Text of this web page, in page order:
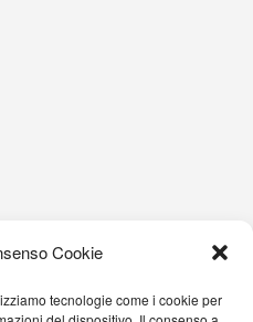
Cookie
tecnologie come i cookie per
Raffaele – Via Giovanni